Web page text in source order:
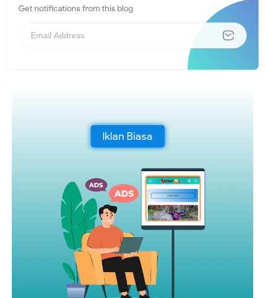
Get notifications from this blog
Iklan Biasa